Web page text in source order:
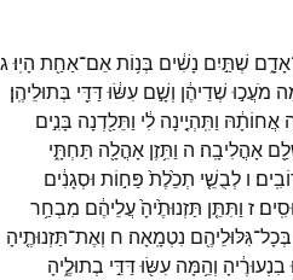
אָדָ֑ם שְׁתַּ֣יִם נָשִׁ֔ים בְּנ֥וֹתאֵם־אַחַ֖ת הָיֽוּ׃ג
מֹעֲכ֣וּ שְׁדֵיהֶ֔ן וְשָׁ֣ם עִשּׂ֔וּדַּדֵּ֖י בְּתוּלֵיהֶֽן׃
אֲחוֹתָ֔הּ וַתִּֽהְיֶ֣ינָה לִ֔י וַתֵּלַ֖דְנָה בָּנִ֣ים
אָהֳלִיבָֽה׃ ה וַתִּ֥זֶן אָהֳלָ֖ה תַּחְתָּ֑י
ו לְבֻשֵׁ֤י תְכֵ֙לֶת֙ פַּח֣וֹת וּסְגָנִ֔ים
ז וַתִּתֵּ֤ן תַּזְנוּתֶ֙יהָ֙עֲלֵיהֶ֔ם מִבְחַ֥ר
בְּכָל־גִּלּוּלֵיהֶ֖ם נִטְמָֽאָה׃ ח וְאֶת־תַּזְנוּתֶ֤יהָ
בִנְעוּרֶ֔יהָ וְהֵ֥מָּה עִשּׂ֖וּדַּדֵּ֣י בְתוּלֶ֑יהָ